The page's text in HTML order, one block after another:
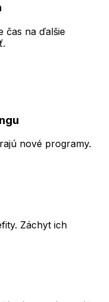
čas na ďalšie
nové programy.
Záchyt ich